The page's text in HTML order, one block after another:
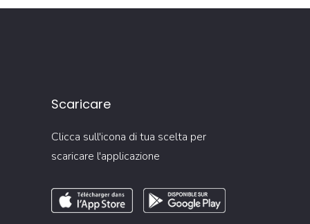
Scaricare
Clicca sull'icona di tua scelta per
scaricare l'applicazione